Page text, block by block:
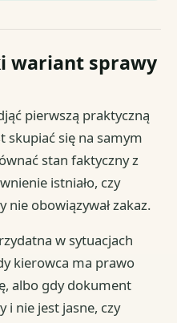
wariant sprawy
pierwszą praktyczną
skupiać się na samym
stan faktyczny z
istniało, czy
nie obowiązywał zakaz.
w sytuacjach
kierowca ma prawo
albo gdy dokument
i nie jest jasne, czy